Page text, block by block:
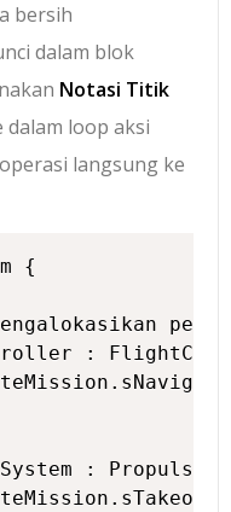
bersih
dalam blok
Notasi Titik
dalam loop aksi
langsung ke
{
:
: